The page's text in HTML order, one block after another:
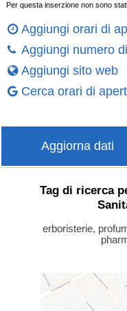
Per questa inserzione non sono
Aggiungi orari di
Aggiungi numero
Aggiungi sito web
Cerca orari di
Aggiorna dati
Tag di ricerca
erboristerie,